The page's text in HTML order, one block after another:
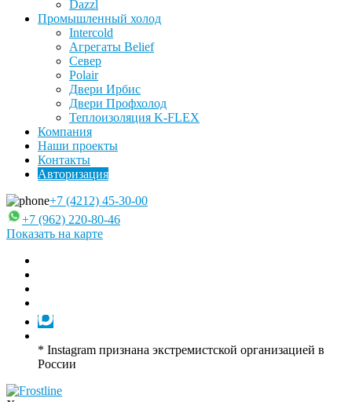
Dazzl
Промышленный холод
Intercold
Агрегаты Belief
Север
Polair
Двери Ирбис
Двери Профхолод
Теплоизоляция K-FLEX
Компания
Наши проекты
Контакты
Авторизация
+7 (4212) 45-30-00
+7 (962) 220-80-46
Показать на карте
* Instagram признана экстремистской организацией в
России